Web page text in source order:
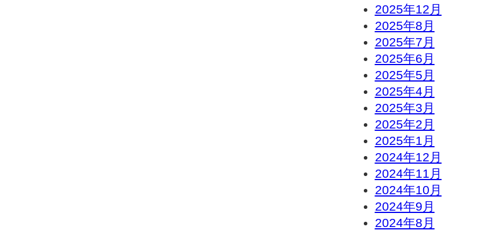
2025年12月
2025年8月
2025年7月
2025年6月
2025年5月
2025年4月
2025年3月
2025年2月
2025年1月
2024年12月
2024年11月
2024年10月
2024年9月
2024年8月